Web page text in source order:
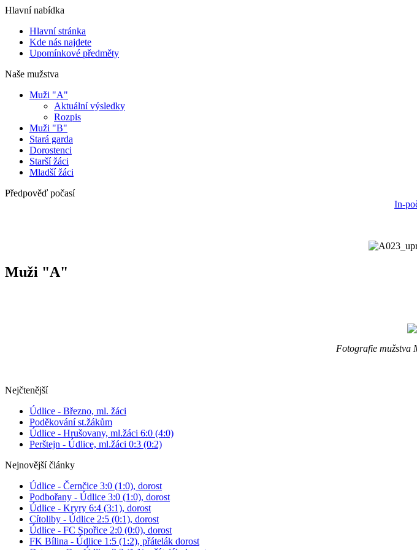
Hlavní nabídka
Hlavní stránka
Kde nás najdete
Upomínkové předměty
Naše mužstva
Muži "A"
Aktuální výsledky
Rozpis
Muži "B"
Stará garda
Dorostenci
Starší žáci
Mladší žáci
Předpověď počasí
In-
Muži "A"
Fotografie mužstva
Nejčtenější
Údlice - Březno, ml. žáci
Poděkování st.žákům
Údlice - Hrušovany, ml.žáci 6:0 (4:0)
Perštejn - Údlice, ml.žáci 0:3 (0:2)
Nejnovější články
Údlice - Černčice 3:0 (1:0), dorost
Podbořany - Údlice 3:0 (1:0), dorost
Údlice - Kryry 6:4 (3:1), dorost
Cítoliby - Údlice 2:5 (0:1), dorost
Údlice - FC Spořice 2:0 (0:0), dorost
FK Bílina - Údlice 1:5 (1:2), přátelák dorost